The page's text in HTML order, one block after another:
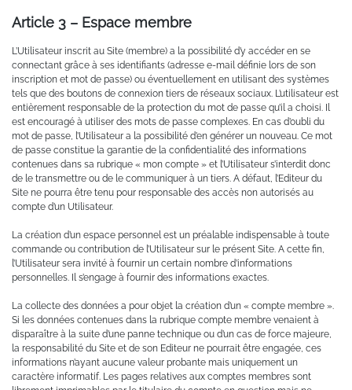
Article 3 – Espace membre
L’Utilisateur inscrit au Site (membre) a la possibilité d’y accéder en se
connectant grâce à ses identifiants (adresse e-mail définie lors de son
inscription et mot de passe) ou éventuellement en utilisant des systèmes
tels que des boutons de connexion tiers de réseaux sociaux. L’utilisateur est
entièrement responsable de la protection du mot de passe qu’il a choisi. Il
est encouragé à utiliser des mots de passe complexes. En cas d’oubli du
mot de passe, l’Utilisateur a la possibilité d’en générer un nouveau. Ce mot
de passe constitue la garantie de la confidentialité des informations
contenues dans sa rubrique « mon compte » et l’Utilisateur s’interdit donc
de le transmettre ou de le communiquer à un tiers. A défaut, l’Editeur du
Site ne pourra être tenu pour responsable des accès non autorisés au
compte d’un Utilisateur.
La création d’un espace personnel est un préalable indispensable à toute
commande ou contribution de l’Utilisateur sur le présent Site. A cette fin,
l’Utilisateur sera invité à fournir un certain nombre d’informations
personnelles. Il s’engage à fournir des informations exactes.
La collecte des données a pour objet la création d’un « compte membre ».
Si les données contenues dans la rubrique compte membre venaient à
disparaître à la suite d’une panne technique ou d’un cas de force majeure,
la responsabilité du Site et de son Editeur ne pourrait être engagée, ces
informations n’ayant aucune valeur probante mais uniquement un
caractère informatif. Les pages relatives aux comptes membres sont